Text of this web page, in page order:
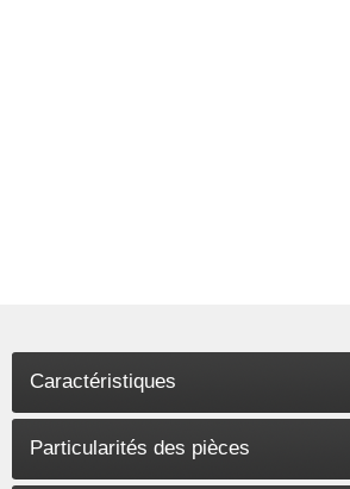
Caractéristiques
Particularités des pièces